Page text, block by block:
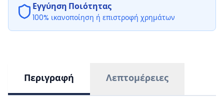
Εγγύηση Ποιότητας
100% ικανοποίηση ή επιστροφή χρημάτων
Περιγραφή Λεπτομέρειες